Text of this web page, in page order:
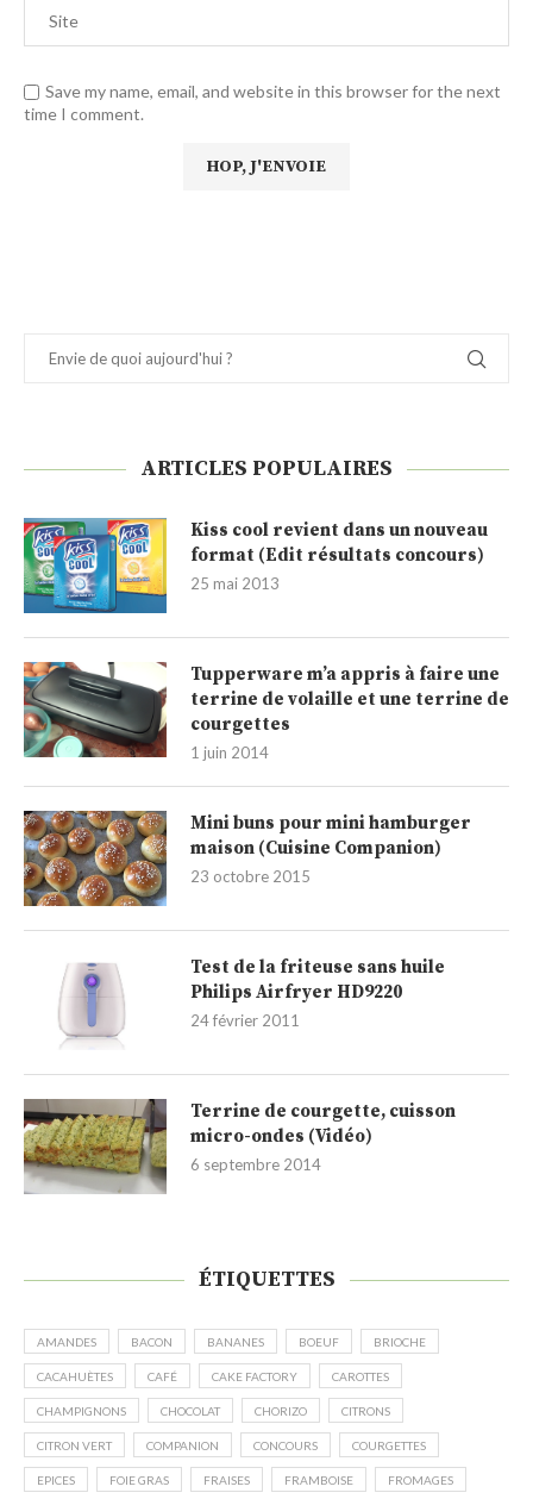
Save my name, email, and website in this browser for the next
time I comment.
ARTICLES POPULAIRES
Kiss cool revient dans un nouveau
format (Edit résultats concours)
25 mai 2013
Tupperware m’a appris à faire une
terrine de volaille et une terrine de
courgettes
1 juin 2014
Mini buns pour mini hamburger
maison (Cuisine Companion)
23 octobre 2015
Test de la friteuse sans huile
Philips Airfryer HD9220
24 février 2011
Terrine de courgette, cuisson
micro-ondes (Vidéo)
6 septembre 2014
ÉTIQUETTES
AMANDES BACON BANANES BOEUF BRIOCHE
CACAHUÈTES CAFÉ CAKE FACTORY CAROTTES
CHAMPIGNONS CHOCOLAT CHORIZO CITRONS
CITRON VERT COMPANION CONCOURS COURGETTES
EPICES FOIE GRAS FRAISES FRAMBOISE FROMAGES